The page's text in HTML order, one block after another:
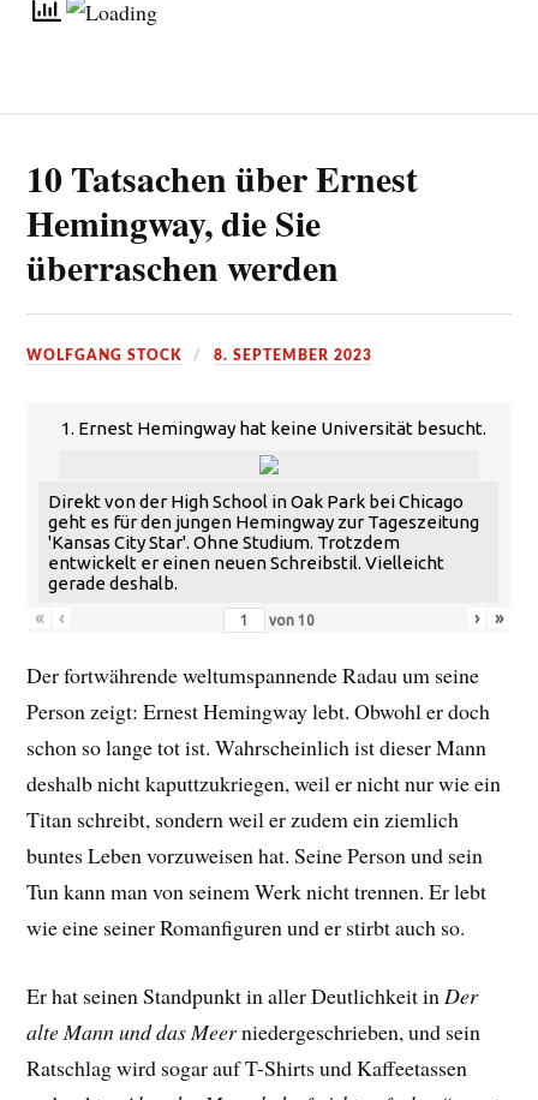
10 Tatsachen über Ernest
Hemingway, die Sie
überraschen werden
WOLFGANG STOCK 8. SEPTEMBER 2023
1. Ernest Hemingway hat keine Universität besucht.
Direkt von der High School in Oak Park bei Chicago
geht es für den jungen Hemingway zur Tageszeitung
'Kansas City Star'. Ohne Studium. Trotzdem
entwickelt er einen neuen Schreibstil. Vielleicht
gerade deshalb.
«
‹ von 10 › »
Der fortwährende weltumspannende Radau um seine
Person zeigt: Ernest Hemingway lebt. Obwohl er doch
schon so lange tot ist. Wahrscheinlich ist dieser Mann
deshalb nicht kaputtzukriegen, weil er nicht nur wie ein
Titan schreibt, sondern weil er zudem ein ziemlich
buntes Leben vorzuweisen hat. Seine Person und sein
Tun kann man von seinem Werk nicht trennen. Er lebt
wie eine seiner Romanfiguren und er stirbt auch so.
Er hat seinen Standpunkt in aller Deutlichkeit in Der
alte Mann und das Meerniedergeschrieben, und sein
Ratschlag wird sogar auf T-Shirts und Kaffeetassen